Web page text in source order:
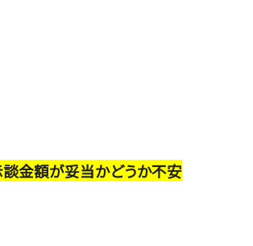
金額が妥当かどうか不安